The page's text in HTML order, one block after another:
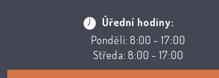
Úřední hodiny:
Pondělí: 8:00 - 17:00
Středa: 8:00 - 17:00